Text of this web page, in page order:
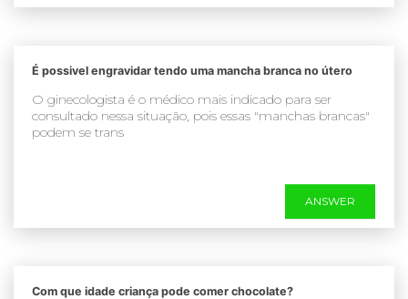
É possivel engravidar tendo uma mancha branca no útero
O ginecologista é o médico mais indicado para ser
consultado nessa situação, pois essas "manchas brancas"
podem se trans
ANSWER
Com que idade criança pode comer chocolate?